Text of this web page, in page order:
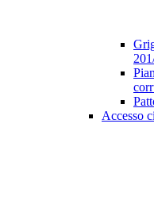
Accesso